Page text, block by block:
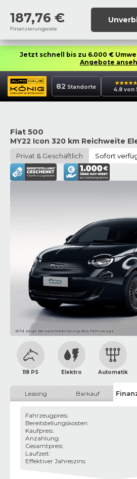
187,76 €
Finanzierungsrate
Jetzt schnell bis zu 6.000 €
Angebote
82 Standorte 4.8 von
Fiat 500
MY22 Icon 320 km Reichweite
Privat & Geschäftlich Sofort
Bild zeigt Beispielabbildung des Fahrzeugs
118 PS Elektro Automatik
Leasing Barkauf
Fahrzeugpreis:
Bereitstellungskosten:
Kaufpreis:
Anzahlung:
Gesamtpreis:
Laufzeit:
Effektiver Jahreszins: